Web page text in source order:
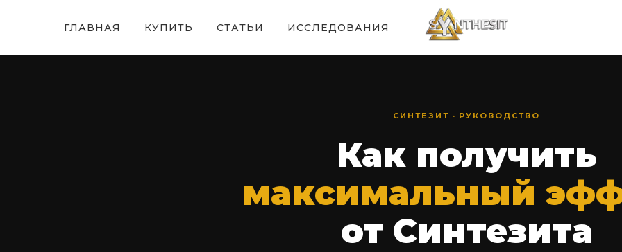
ГЛАВНАЯ КУПИТЬ СТАТЬИ ИССЛЕДОВАНИЯ
СИНТЕЗИТ · РУКОВОДСТВО
Как получить
максимальный
от Синтезита